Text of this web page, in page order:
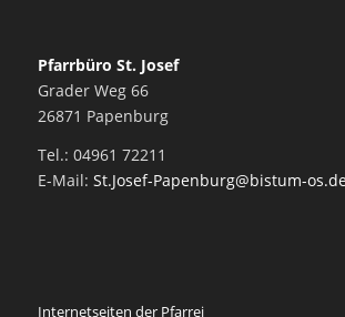
Pfarrbüro St. Josef
Grader Weg 66
26871 Papenburg
Tel.: 04961 72211
E-Mail: St.Josef-Papenburg@bistum-
Internetseiten der Pfarrei